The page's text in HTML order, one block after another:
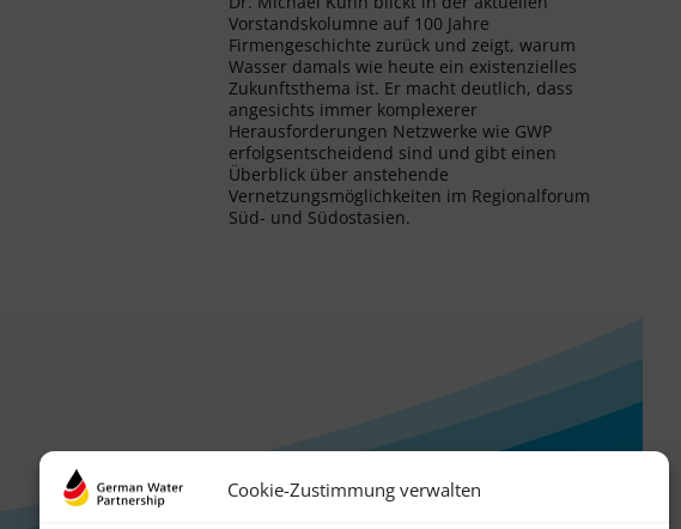
Cookie-Zustimmung verwalten
Vorstandskolumne auf 100 Jahre
Firmengeschichte zurück und zeigt, warum
Wasser damals wie heute ein existenzielles
Zukunftsthema ist. Er macht deutlich, dass
angesichts immer komplexerer
Herausforderungen Netzwerke wie GWP
erfolgsentscheidend sind und gibt einen
Überblick über anstehende
Vernetzungsmöglichkeiten im Regionalforum
Süd- und Südostasien.